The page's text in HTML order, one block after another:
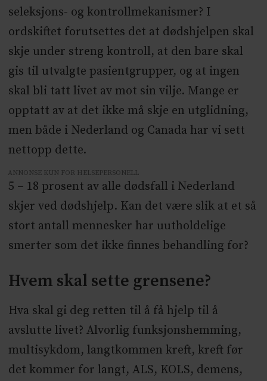
seleksjons- og kontrollmekanismer? I
ordskiftet forutsettes det at dødshjelpen skal
skje under streng kontroll, at den bare skal
gis til utvalgte pasientgrupper, og at ingen
skal bli tatt livet av mot sin vilje. Mange er
opptatt av at det ikke må skje en utglidning,
men både i Nederland og Canada har vi sett
nettopp dette.
ANNONSE KUN FOR HELSEPERSONELL
5 – 18 prosent av alle dødsfall i Nederland
skjer ved dødshjelp. Kan det være slik at et så
stort antall mennesker har uutholdelige
smerter som det ikke finnes behandling for?
Hvem skal sette grensene?
Hva skal gi deg retten til å få hjelp til å
avslutte livet? Alvorlig funksjonshemming,
multisykdom, langtkommen kreft, kreft før
det kommer for langt, ALS, KOLS, demens,